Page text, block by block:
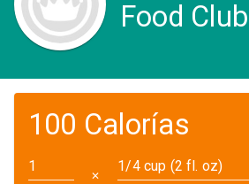
Food
100 Calorías
✕
1/4 cup (2 fl. oz)